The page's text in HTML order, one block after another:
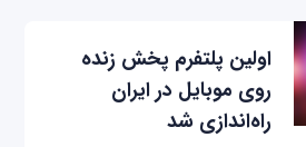
اولین پلتفرم پخش زنده
روی موبایل در ایران
راه‌اندازی شد